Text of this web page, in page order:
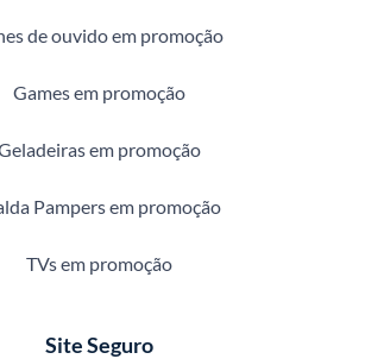
de ouvido em promoção
Games em promoção
em promoção
Pampers em promoção
TVs em promoção
Site Seguro